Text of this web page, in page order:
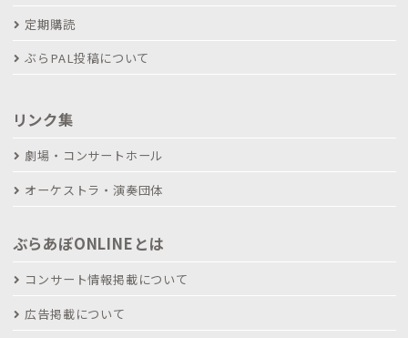
定期購読
ぶらPAL投稿について
リンク集
劇場・コンサートホール
オーケストラ・演奏団体
ぶらあぼONLINEとは
コンサート情報掲載について
広告掲載について